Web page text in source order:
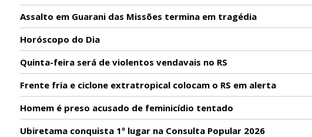
Assalto em Guarani das Missões termina em tragédia
Horóscopo do Dia
Quinta-feira será de violentos vendavais no RS
Frente fria e ciclone extratropical colocam o RS em alerta
Homem é preso acusado de feminicídio tentado
Ubiretama conquista 1º lugar na Consulta Popular 2026